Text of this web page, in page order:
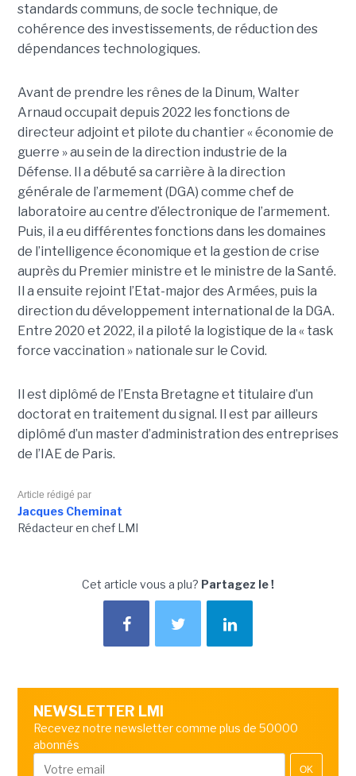
standards communs, de socle technique, de
cohérence des investissements, de réduction des
dépendances technologiques.
Avant de prendre les rênes de la Dinum, Walter
Arnaud occupait depuis 2022 les fonctions de
directeur adjoint et pilote du chantier « économie de
guerre » au sein de la direction industrie de la
Défense. Il a débuté sa carrière à la direction
générale de l’armement (DGA) comme chef de
laboratoire au centre d’électronique de l’armement.
Puis, il a eu différentes fonctions dans les domaines
de l’intelligence économique et la gestion de crise
auprès du Premier ministre et le ministre de la Santé.
Il a ensuite rejoint l’Etat-major des Armées, puis la
direction du développement international de la DGA.
Entre 2020 et 2022, il a piloté la logistique de la « task
force vaccination » nationale sur le Covid.
Il est diplômé de l’Ensta Bretagne et titulaire d’un
doctorat en traitement du signal. Il est par ailleurs
diplômé d’un master d’administration des entreprises
de l’IAE de Paris.
Article rédigé par
Jacques Cheminat
Rédacteur en chef LMI
Cet article vous a plu? Partagez le !
NEWSLETTER LMI
Recevez notre newsletter comme plus de 50000
abonnés
OK